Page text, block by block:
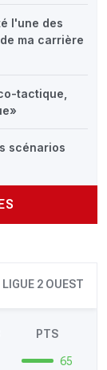
l'une des
ma carrière
tactique,
scénarios
LIGUE 2 OUEST
PTS
65